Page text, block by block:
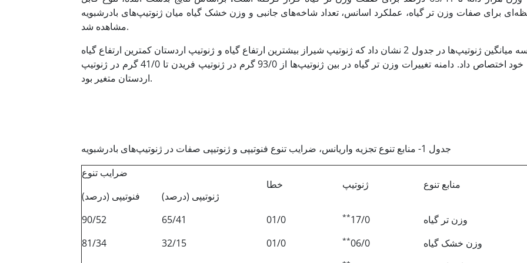
برای صفات وزن تر گیاه، عملکرد اسانس، تعداد شاخه‌های جانبی و وزن خشک گیاه میان ژنوتیپ‌های بادرشبویه
مشاهده شد.
مقایسه میانگین ژنوتیپ‌ها در جدول 2 نشان داد که ژنوتیپ شیراز بیشترین ارتفاع گیاه و ژنوتیپ اردستان کمترین ارتفاع گیاه
را به خود اختصاص داد. دامنه تغییرات وزن تر گیاه در بین ژنوتیپ‌ها از 93/0 گرم در ژنوتیپ فریدن تا 41/0 گرم در ژنوتیپ
اردستان متغیر بود.
جدول 1- منابع تنوع تجزیه واریانس، ضرایب تنوع فنوتیپی و ژنوتیپی صفات در ژنوتیپ‌های بادرشبویه
ضرایب تنوع
خطا
ژنوتیپ
منابع تنوع
فنوتیپی (درصد)
ژنوتیپی (درصد)
90/52
65/41 01/0 **17/0
وزن تر گیاه
81/34
32/15 01/0 **06/0
وزن خشک گیاه